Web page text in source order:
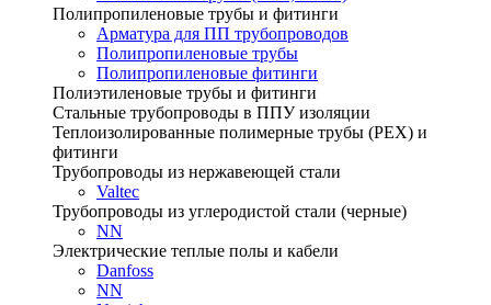
Полипропиленовые трубы и фитинги
Арматура для ПП трубопроводов
Полипропиленовые трубы
Полипропиленовые фитинги
Полиэтиленовые трубы и фитинги
Стальные трубопроводы в ППУ изоляции
Теплоизолированные полимерные трубы (РЕХ) и
фитинги
Трубопроводы из нержавеющей стали
Valtec
Трубопроводы из углеродистой стали (черные)
NN
Электрические теплые полы и кабели
Danfoss
NN